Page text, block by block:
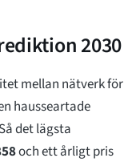
2030
mellan nätverk för
hausseartade
det lägsta
och ett årligt pris